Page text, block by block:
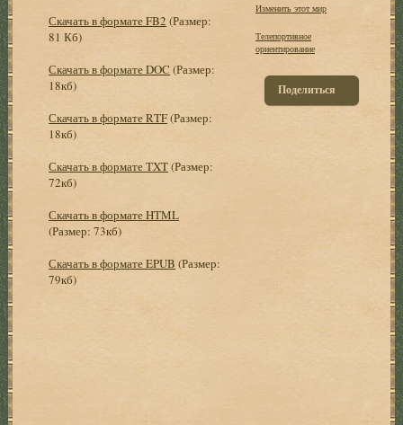
Скачать в формате FB2 (Размер:
81 Кб)
Скачать в формате DOC (Размер:
18кб)
Скачать в формате RTF(Размер:
18кб)
Скачать в формате TXT(Размер:
72кб)
Скачать в формате HTML
(Размер: 73кб)
Скачать в формате EPUB (Размер:
79кб)
Изменить этот мир
Телепортивное
ориентирование
Поделиться